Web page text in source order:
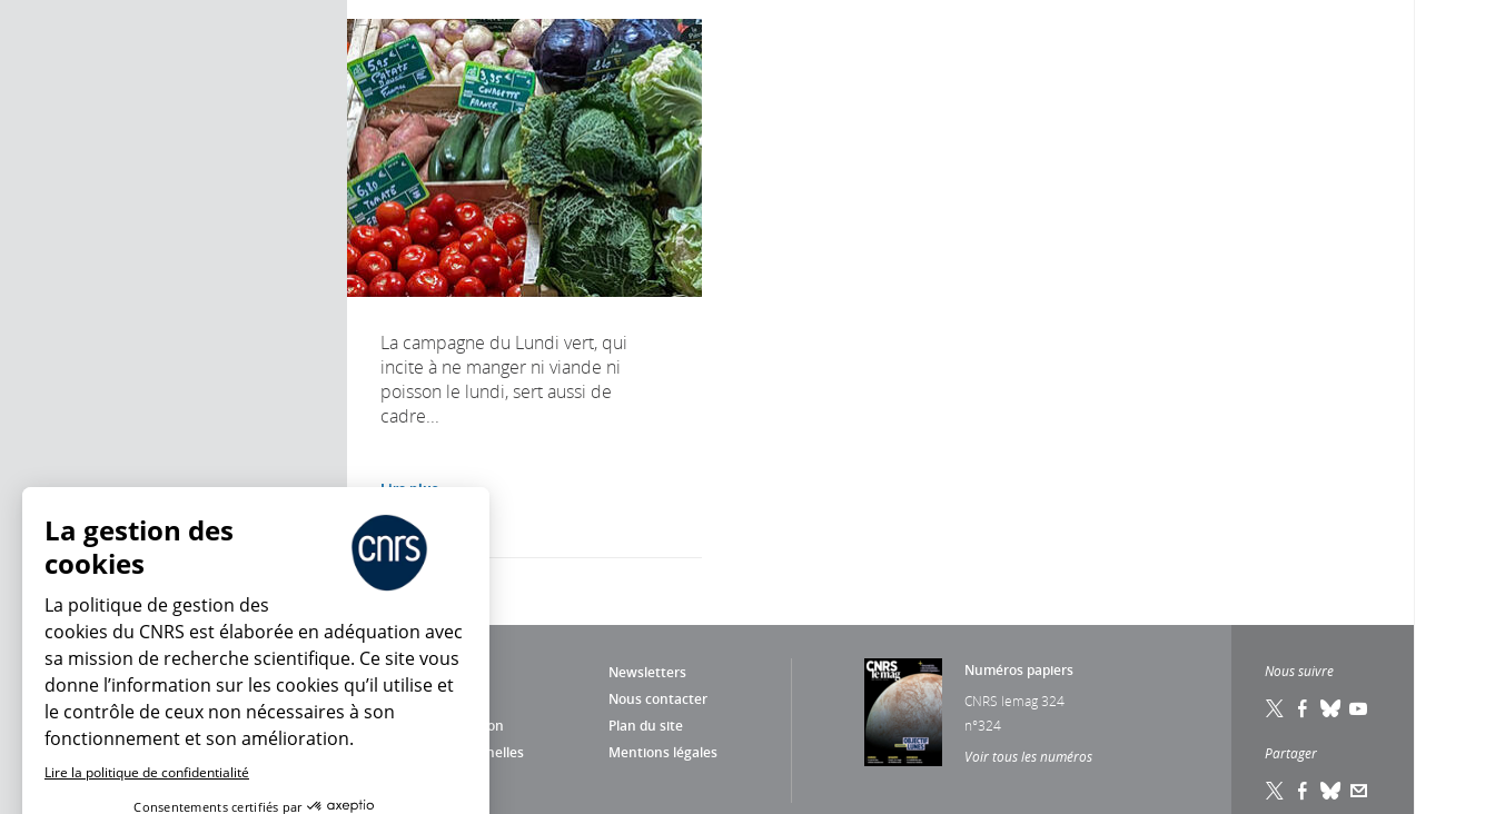
La campagne du Lundi vert, qui
incite à ne manger ni viande ni
poisson le lundi, sert aussi de
cadre...
Lire plus
Newsletters
Nous contacter
Charte d'utilisation
Plan du site
Données personnelles
Mentions légales
Numéros papiers
CNRS lemag 324
n°324
Voir tous les numéros
Nous suivre
Partager
En ce moment
La gestion des
cookies
La politique de gestion des
cookies du CNRS est élaborée en adéquation avec
sa mission de recherche scientifique. Ce site vous
donne l’information sur les cookies qu’il utilise et
le contrôle de ceux non nécessaires à son
fonctionnement et son amélioration.
Lire la politique de confidentialité
Consentements certifiés par